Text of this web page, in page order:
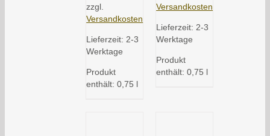
zzgl.
Versandkosten
Lieferzeit: 2-3
Werktage
Produkt
enthält: 0,75 l
Versandkosten
Lieferzeit: 2-3
Werktage
Produkt
enthält: 0,75 l